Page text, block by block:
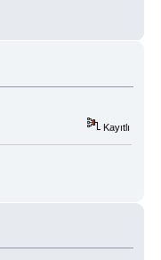
Kayıtlı